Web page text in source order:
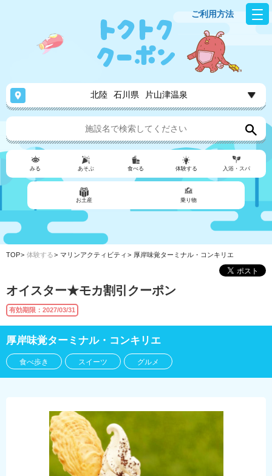
ご利用方法
北陸 石川県 片山津温泉
みる あそぶ 食べる 体験する 入浴・スパ
お土産 乗り物
TOP 体験する マリンアクティビティ 厚岸味覚ターミナル・コンキリエ
オイスター★モカ割引クーポン
有効期限：2027/03/31
厚岸味覚ターミナル・コンキリエ
食べ歩き スイーツ グルメ